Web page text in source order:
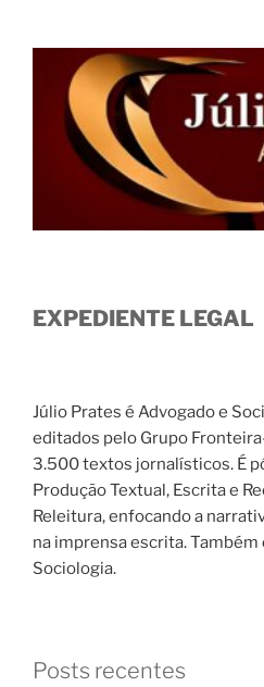
EXPEDIENTE LEGAL
Júlio Prates é Advogado e
editados pelo Grupo
3.500 textos jornalísticos. É
Produção Textual, Escrita e
Releitura, enfocando a
na imprensa escrita.
Sociologia.
Posts recentes